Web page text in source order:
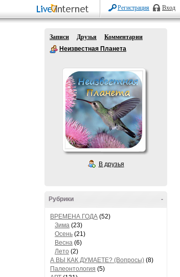
Регистрация Вход
Записи Друзья
Комментарии
Неизвестная Планета
В друзья
-
Рубрики
ВРЕМЕНА ГОДА (52)
Зима (23)
Осень (21)
Весна (6)
Лето (2)
А ВЫ КАК ДУМАЕТЕ? (Вопросы) (8)
Палеонтология (5)